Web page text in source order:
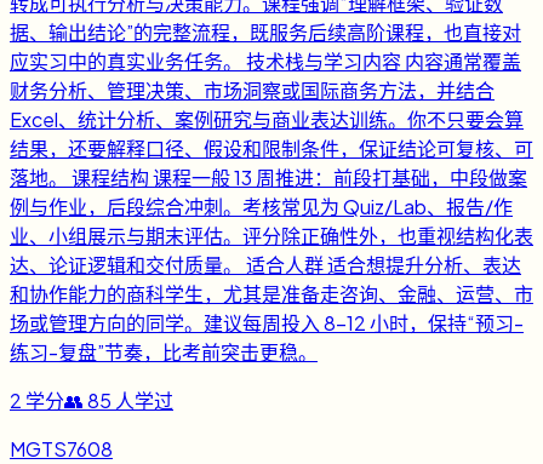
据、输出结论”的完整流程，既服务后续高阶课程，也直接对
应实习中的真实业务任务。 技术栈与学习内容 内容通常覆盖
财务分析、管理决策、市场洞察或国际商务方法，并结合
Excel、统计分析、案例研究与商业表达训练。你不只要会算
结果，还要解释口径、假设和限制条件，保证结论可复核、可
落地。 课程结构 课程一般 13 周推进：前段打基础，中段做案
例与作业，后段综合冲刺。考核常见为 Quiz/Lab、报告/作
业、小组展示与期末评估。评分除正确性外，也重视结构化表
达、论证逻辑和交付质量。 适合人群 适合想提升分析、表达
和协作能力的商科学生，尤其是准备走咨询、金融、运营、市
场或管理方向的同学。建议每周投入 8-12 小时，保持“预习-
练习-复盘”节奏，比考前突击更稳。
2 学分👥85 人学过
MGTS7608